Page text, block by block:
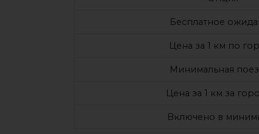
Бесплатное
Цена за 1 км по
Минимальная
Цена за 1 км за
Включено в